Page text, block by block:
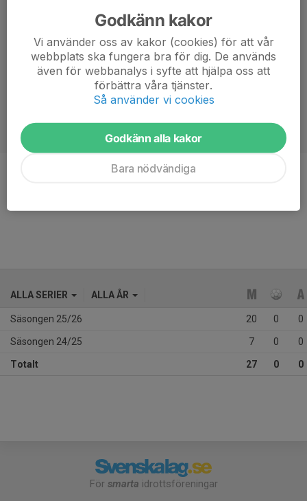
ALLA SERIER ALLA ÅR
Säsongen 25/26 20 0 0
Säsongen 24/25 7 0 0
Totalt 27 0 0
För smarta idrottsföreningar
Godkänn kakor
Vi använder oss av kakor (cookies) för att vår
webbplats ska fungera bra för dig. De används
även för webbanalys i syfte att hjälpa oss att
förbättra våra tjänster.
Så använder vi cookies
Godkänn alla kakor
Bara nödvändiga